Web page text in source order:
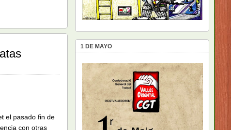
el pasado fin de
con otras
1 DE MAYO